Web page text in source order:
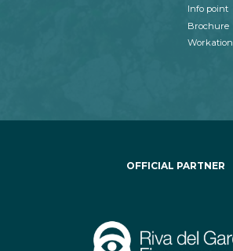
Info point
Brochure
Workation
OFFICIAL PARTNER